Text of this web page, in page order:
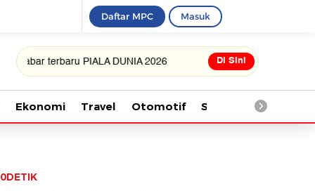
Daftar MPC Masuk
terbaru PIALA DUNIA 2026 Di Sini
Ekonomi Travel Otomotif Saintek